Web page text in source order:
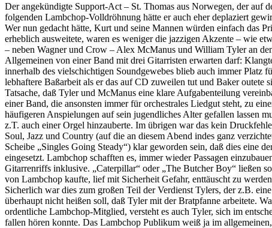
Der angekündigte Support-Act – St. Thomas aus Norwegen, der auf
folgenden Lambchop-Volldröhnung hätte er auch eher deplaziert
Wer nun gedacht hätte, Kurt und seine Mannen würden einfach das
erheblich ausweitete, waren es weniger die jazzigen Akzente – wie
– neben Wagner und Crow – Alex McManus und William Tyler an
Allgemeinen von einer Band mit drei Gitarristen erwarten darf:
innerhalb des vielschichtigen Soundgewebes blieb auch immer Platz
lebhaftere Baßarbeit als er das auf CD zuweilen tut und Baker outete
Tatsache, daß Tyler und McManus eine klare Aufgabenteilung
einer Band, die ansonsten immer für orchestrales Liedgut steht, zu
häufigeren Anspielungen auf sein jugendliches Alter gefallen lassen
z.T. auch einer Orgel hinzauberte. Im übrigen war das kein
Soul, Jazz und Country (auf die an diesem Abend indes ganz
Scheibe „Singles Going Steady“) klar geworden sein, daß dies eine
eingesetzt. Lambchop schafften es, immer wieder Passagen
Gitarrenriffs inklusive. „Caterpillar“ oder „The Butcher Boy“ ließen
von Lambchop kaufte, lief mit Sicherheit Gefahr, enttäuscht zu
Sicherlich war dies zum großen Teil der Verdienst Tylers, der z.B.
überhaupt nicht heißen soll, daß Tyler mit der Bratpfanne arbeitete.
ordentliche Lambchop-Mitglied, versteht es auch Tyler, sich im
fallen hören konnte. Das Lambchop Publikum weiß ja im